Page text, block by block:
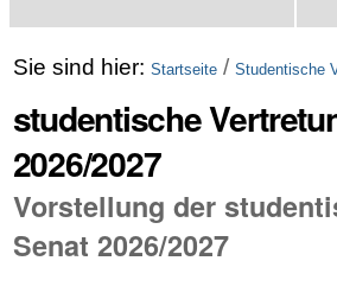
Sie sind hier: Startseite / Studentische
studentische
2026/2027
Vorstellung der
Senat 2026/2027